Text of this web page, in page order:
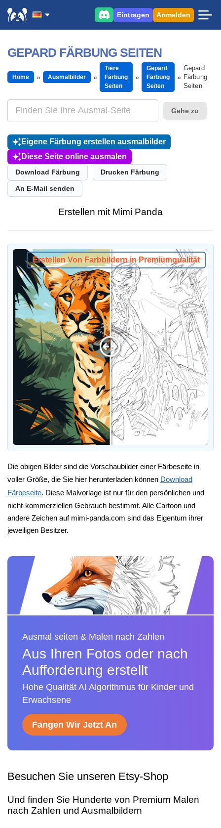
Eintragen Anmelden
GEPARD FÄRBUNG SEITEN
Home Ausmalbilder
Tiere
Färbung
Seiten
Gepard
Färbung
Seiten
Gepard
Färbung
Seiten
Gehe zu
Eigene Färbung erstellen ausmalbilder
Diese Seite online ausmalen
Download Färbung Drucken Färbung
An E-Mail senden
Erstellen mit Mimi Panda
Erstellen Von Farbbildern in Premiumqualität
Die obigen Bilder sind die Vorschaubilder einer Färbeseite in
voller Größe, die Sie hier herunterladen können Download
Färbeseite. Diese Malvorlage ist nur für den persönlichen und
nicht-kommerziellen Gebrauch bestimmt. Alle Cartoon und
andere Zeichen auf mimi-panda.com sind das Eigentum ihrer
jeweiligen Besitzer.
Ausmal seiten & Malen nach Zahlen
Aus Ihren Fotos oder nach
Aufforderung erstellt
Hohe Qualität AI Algorithmus für Kinder und
Erwachsene
Fangen Wir Jetzt An
Besuchen Sie unseren Etsy-Shop
Und finden Sie Hunderte von Premium Malen
nach Zahlen und Ausmalbildern